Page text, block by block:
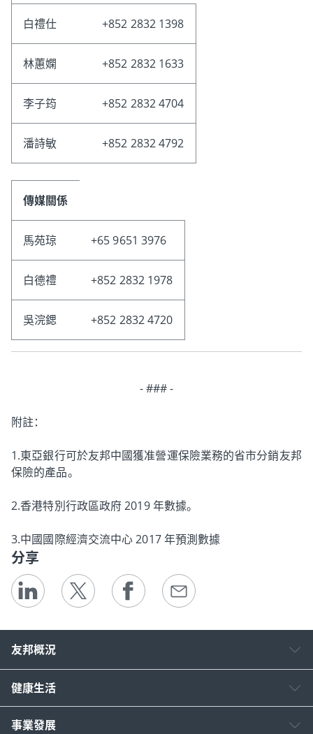
白禮仕 +852 2832 1398
林蕙嫻 +852 2832 1633
李子筠 +852 2832 4704
潘詩敏 +852 2832 4792
傳媒關係
馬苑琼 +65 9651 3976
白德禮 +852 2832 1978
吳浣鍶 +852 2832 4720
- ### -
附註：
1.東亞銀行可於友邦中國獲准營運保險業務的省市分銷友邦
保險的產品。
2.香港特別行政區政府 2019 年數據。
3.中國國際經濟交流中心 2017 年預測數據
分享
友邦概況
健康生活
事業發展